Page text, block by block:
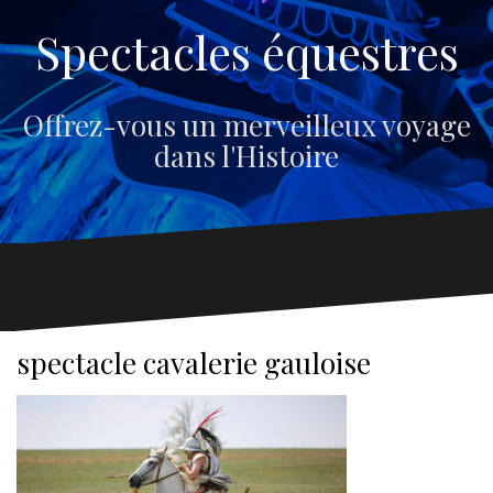
Spectacles équestres
Offrez-vous un merveilleux voyage
dans l'Histoire
spectacle cavalerie gauloise